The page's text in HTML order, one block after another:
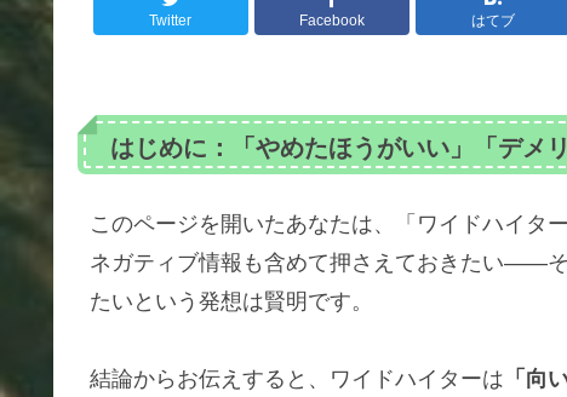
Twitter Facebook はてブ
はじめに：「やめたほうがいい」「デメ
このページを開いたあなたは、「ワイドハイタ
ネガティブ情報も含めて押さえておきたい――
たいという発想は賢明です。
結論からお伝えすると、ワイドハイターは 「向